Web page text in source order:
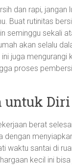
dan rapi, jangan
Buat rutinitas
seminggu sekali
akan selalu
ini juga mengurangi
proses
untuk
berat
dengan
waktu santai di
kecil ini